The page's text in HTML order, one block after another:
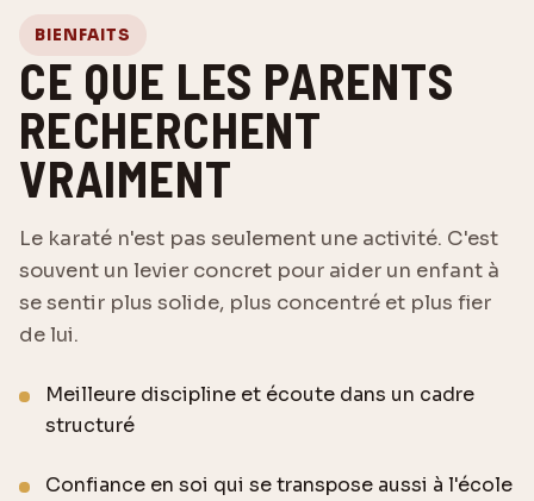
BIENFAITS
CE QUE LES PARENTS
RECHERCHENT
VRAIMENT
Le karaté n'est pas seulement une activité. C'est
souvent un levier concret pour aider un enfant à
se sentir plus solide, plus concentré et plus fier
de lui.
Meilleure discipline et écoute dans un cadre
structuré
Confiance en soi qui se transpose aussi à l'école